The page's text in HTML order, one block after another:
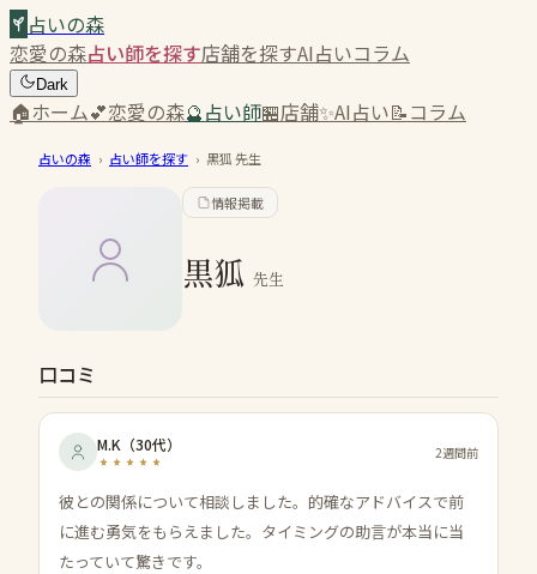
占いの森
恋愛の森占い師を探す店舗を探すAI占いコラム
Dark
🏠ホーム💕恋愛の森🔮占い師🏪店舗✨AI占い📝コラム
占いの森 › 占い師を探す › 黒狐先生
情報掲載
黒狐 先生
口コミ
M.K （30代） 2週間前
彼との関係について相談しました。的確なアドバイスで前
に進む勇気をもらえました。タイミングの助言が本当に当
たっていて驚きです。